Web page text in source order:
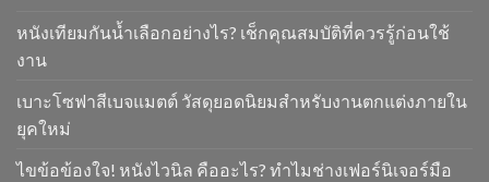
หนังเทียมกันน้ำเลือกอย่างไร? เช็กคุณสมบัติที่ควรรู้ก่อนใช้
งาน
เบาะโซฟาสีเบจแมตต์ วัสดุยอดนิยมสำหรับงานตกแต่งภายใน
ยุคใหม่
ไขข้อข้องใจ! หนังไวนิล คืออะไร? ทำไมช่างเฟอร์นิเจอร์มือ